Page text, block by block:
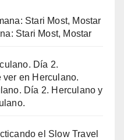
Stari Most, Mostar
Día 2. Herculano y